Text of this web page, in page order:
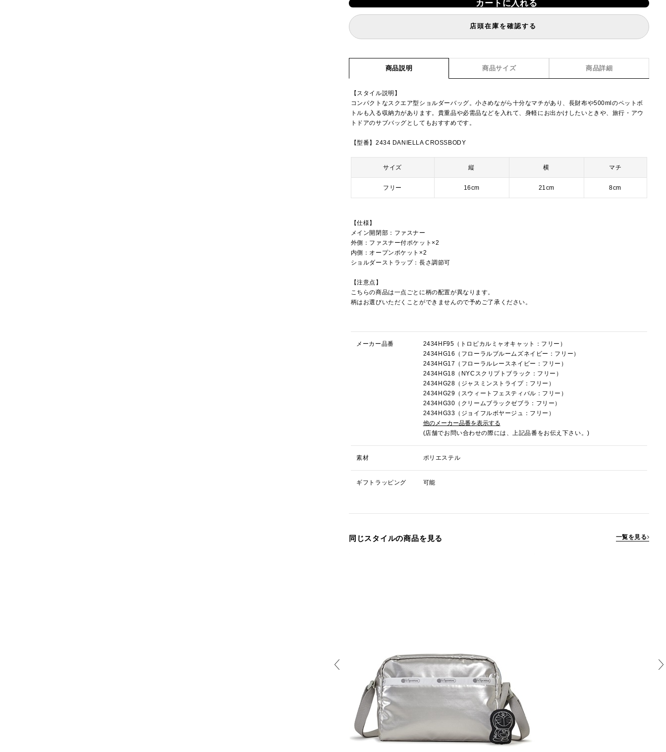
カートに入れる
店頭在庫を確認する
商品説明 商品サイズ 商品詳細
【スタイル説明】
コンパクトなスクエア型ショルダーバッグ。小さめながら十分なマチがあり、長財布や500mlのペットボ
トルも入る収納力があります。貴重品や必需品などを入れて、身軽にお出かけしたいときや、旅行・アウ
トドアのサブバッグとしてもおすすめです。
【型番】2434 DANIELLA CROSSBODY
サイズ 縦 横 マチ
フリー 16cm 21cm 8cm
【仕様】
メイン開閉部：ファスナー
外側：ファスナー付ポケット×2
内側：オープンポケット×2
ショルダーストラップ：長さ調節可
【注意点】
こちらの商品は一点ごとに柄の配置が異なります。
柄はお選びいただくことができませんので予めご了承ください。
メーカー品番
2434HF95（トロピカルミャオキャット：フリー）
2434HG16（フローラルブルームズネイビー：フリー）
2434HG17（フローラルレースネイビー：フリー）
2434HG18（NYCスクリプトブラック：フリー）
2434HG28（ジャスミンストライプ：フリー）
2434HG29（スウィートフェスティバル：フリー）
2434HG30（クリームブラックゼブラ：フリー）
2434HG33（ジョイフルボヤージュ：フリー）
他のメーカー品番を表示する
(店舗でお問い合わせの際には、上記品番をお伝え下さい。)
素材 ポリエステル
ギフトラッピング 可能
同じスタイルの商品を見る 一覧を見る